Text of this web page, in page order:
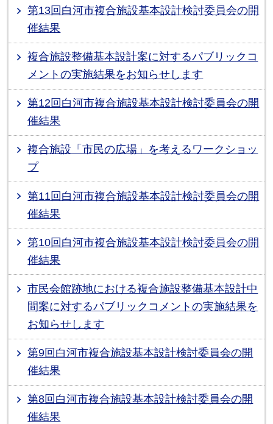
第13回白河市複合施設基本設計検討委員会の開
催結果
複合施設整備基本設計案に対するパブリックコ
メントの実施結果をお知らせします
第12回白河市複合施設基本設計検討委員会の開
催結果
複合施設「市民の広場」を考えるワークショッ
プ
第11回白河市複合施設基本設計検討委員会の開
催結果
第10回白河市複合施設基本設計検討委員会の開
催結果
市民会館跡地における複合施設整備基本設計中
間案に対するパブリックコメントの実施結果を
お知らせします
第9回白河市複合施設基本設計検討委員会の開
催結果
第8回白河市複合施設基本設計検討委員会の開
催結果